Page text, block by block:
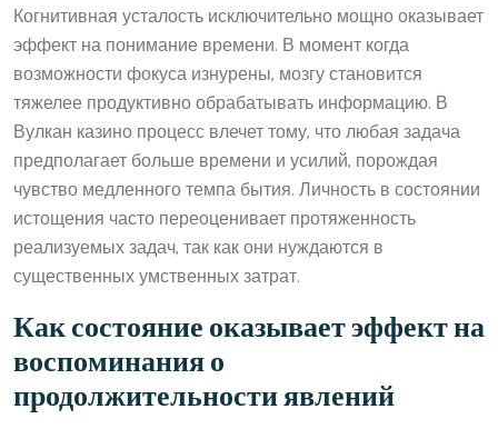
Когнитивная усталость исключительно мощно оказывает
эффект на понимание времени. В момент когда
возможности фокуса изнурены, мозгу становится
тяжелее продуктивно обрабатывать информацию. В
Вулкан казино процесс влечет тому, что любая задача
предполагает больше времени и усилий, порождая
чувство медленного темпа бытия. Личность в состоянии
истощения часто переоценивает протяженность
реализуемых задач, так как они нуждаются в
существенных умственных затрат.
Как состояние оказывает эффект на
воспоминания о
продолжительности явлений